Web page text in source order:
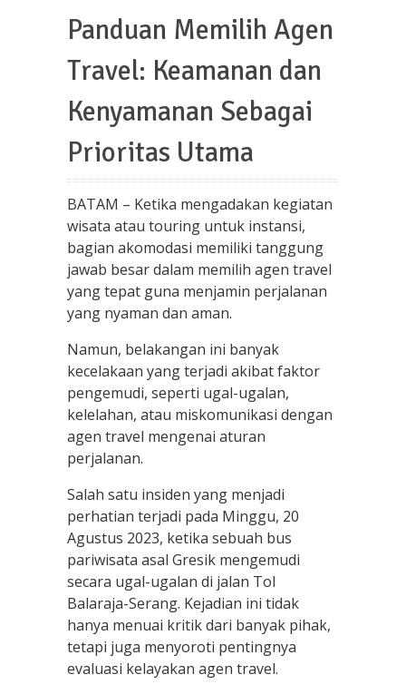
Panduan Memilih Agen
Travel: Keamanan dan
Kenyamanan Sebagai
Prioritas Utama
BATAM – Ketika mengadakan kegiatan
wisata atau touring untuk instansi,
bagian akomodasi memiliki tanggung
jawab besar dalam memilih agen travel
yang tepat guna menjamin perjalanan
yang nyaman dan aman.
Namun, belakangan ini banyak
kecelakaan yang terjadi akibat faktor
pengemudi, seperti ugal-ugalan,
kelelahan, atau miskomunikasi dengan
agen travel mengenai aturan
perjalanan.
Salah satu insiden yang menjadi
perhatian terjadi pada Minggu, 20
Agustus 2023, ketika sebuah bus
pariwisata asal Gresik mengemudi
secara ugal-ugalan di jalan Tol
Balaraja-Serang. Kejadian ini tidak
hanya menuai kritik dari banyak pihak,
tetapi juga menyoroti pentingnya
evaluasi kelayakan agen travel.